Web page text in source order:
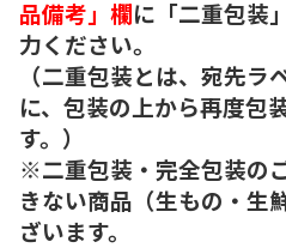
品備考」欄に「二重包装
力ください。
（二重包装とは、宛先ラ
に、包装の上から再度包
す。）
※二重包装・完全包装の
きない商品（生もの・生
ざいます。